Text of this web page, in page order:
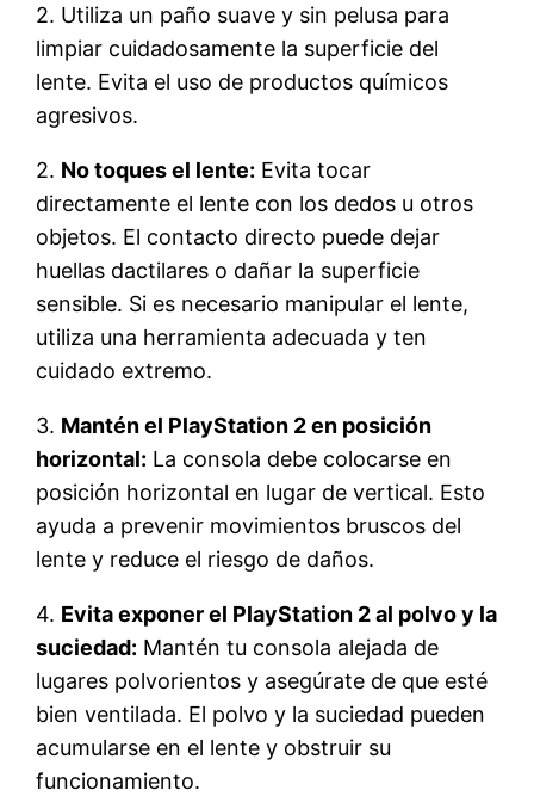
2. Utiliza un paño suave y sin pelusa para
limpiar cuidadosamente la superficie del
lente. Evita el uso de productos químicos
agresivos.
2. No toques el lente: Evita tocar
directamente el lente con los dedos u otros
objetos. El contacto directo puede dejar
huellas dactilares o dañar la superficie
sensible. Si es necesario manipular el lente,
utiliza una herramienta adecuada y ten
cuidado extremo.
3. Mantén el PlayStation 2 en posición
horizontal: La consola debe colocarse en
posición horizontal en lugar de vertical. Esto
ayuda a prevenir movimientos bruscos del
lente y reduce el riesgo de daños.
4. Evita exponer el PlayStation 2 al polvo y la
suciedad: Mantén tu consola alejada de
lugares polvorientos y asegúrate de que esté
bien ventilada. El polvo y la suciedad pueden
acumularse en el lente y obstruir su
funcionamiento.